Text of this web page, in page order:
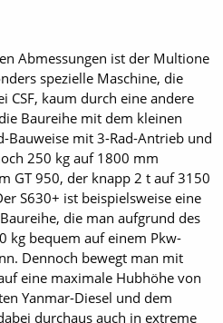
Abmessungen ist der Multione
spezielle Maschine, die
CSF, kaum durch eine andere
Baureihe mit dem kleinen
Bauweise mit 3-Rad-Antrieb und
250 kg auf 1800 mm
GT 950, der knapp 2 t auf 3150
S630+ ist beispielsweise eine
die man aufgrund des
kg bequem auf einem Pkw-
Dennoch bewegt man mit
eine maximale Hubhöhe von
Yanmar-Diesel und dem
durchaus auch in extreme